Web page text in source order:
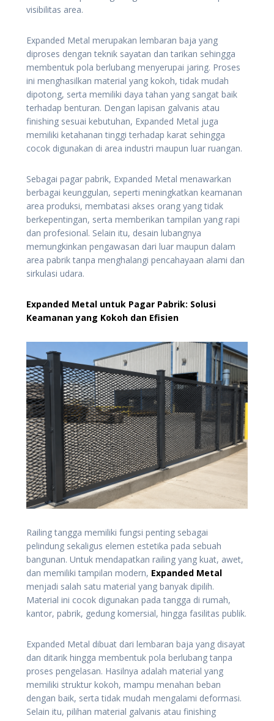
visibilitas area.
Expanded Metal merupakan lembaran baja yang
diproses dengan teknik sayatan dan tarikan sehingga
membentuk pola berlubang menyerupai jaring. Proses
ini menghasilkan material yang kokoh, tidak mudah
dipotong, serta memiliki daya tahan yang sangat baik
terhadap benturan. Dengan lapisan galvanis atau
finishing sesuai kebutuhan, Expanded Metal juga
memiliki ketahanan tinggi terhadap karat sehingga
cocok digunakan di area industri maupun luar ruangan.
Sebagai pagar pabrik, Expanded Metal menawarkan
berbagai keunggulan, seperti meningkatkan keamanan
area produksi, membatasi akses orang yang tidak
berkepentingan, serta memberikan tampilan yang rapi
dan profesional. Selain itu, desain lubangnya
memungkinkan pengawasan dari luar maupun dalam
area pabrik tanpa menghalangi pencahayaan alami dan
sirkulasi udara.
Expanded Metal untuk Pagar Pabrik: Solusi
Keamanan yang Kokoh dan Efisien
Railing tangga memiliki fungsi penting sebagai
pelindung sekaligus elemen estetika pada sebuah
bangunan. Untuk mendapatkan railing yang kuat, awet,
dan memiliki tampilan modern, Expanded Metal
menjadi salah satu material yang banyak dipilih.
Material ini cocok digunakan pada tangga di rumah,
kantor, pabrik, gedung komersial, hingga fasilitas publik.
Expanded Metal dibuat dari lembaran baja yang disayat
dan ditarik hingga membentuk pola berlubang tanpa
proses pengelasan. Hasilnya adalah material yang
memiliki struktur kokoh, mampu menahan beban
dengan baik, serta tidak mudah mengalami deformasi.
Selain itu, pilihan material galvanis atau finishing